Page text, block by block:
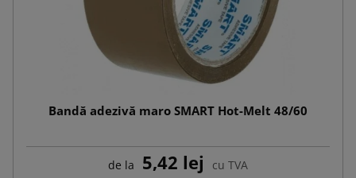
Bandă adezivă maro SMART Hot-Melt 48/60
de la 5,42 lej cu TVA